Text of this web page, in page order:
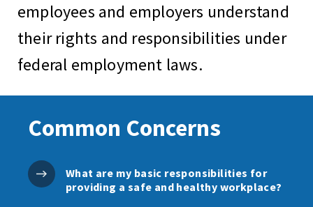
employees and employers understand
their rights and responsibilities under
federal employment laws.
Common Concerns
What are my basic responsibilities for
providing a safe and healthy workplace?